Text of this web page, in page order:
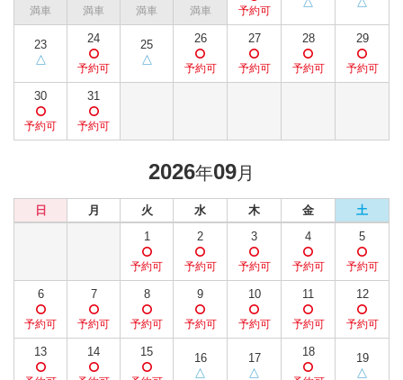
23 24 25 26 27 28 29
30 31
2026年09月
日 月 火 水 木 金
土
1
2 3 4 5
6 7 8 9 10 11 12
13 14 15 16 17 18 19